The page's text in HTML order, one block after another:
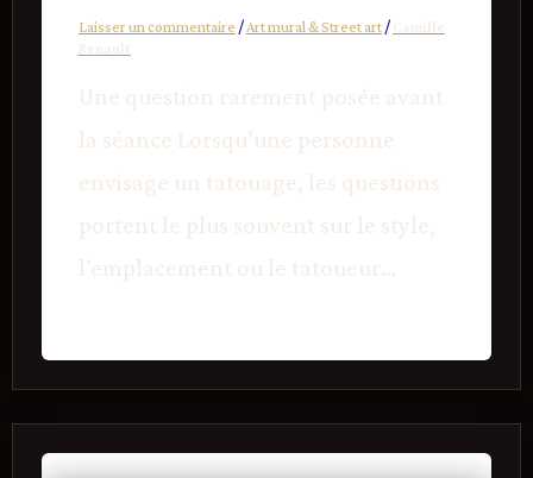
Laisser un commentaire /Art mural & Street art/ Camille
Renault
Une question rarement posée avant
la séance Lorsqu’une personne
envisage un tatouage, les questions
portent le plus souvent sur le style,
l’emplacement ou le tatoueur…